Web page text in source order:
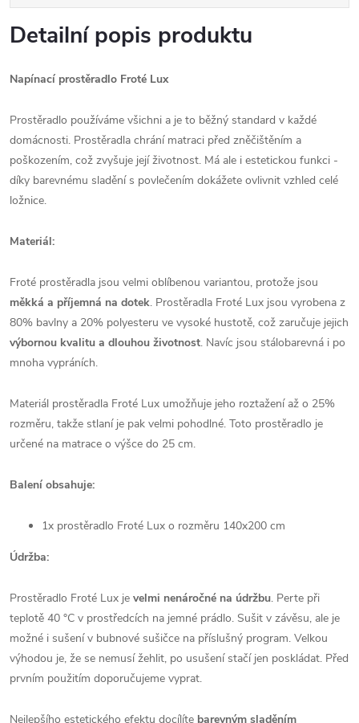
Detailní popis produktu
Napínací prostěradlo Froté Lux
Prostěradlo používáme všichni a je to běžný standard v každé
domácnosti. Prostěradla chrání matraci před zněčištěním a
poškozením, což zvyšuje její životnost. Má ale i estetickou funkci -
díky barevnému sladění s povlečením dokážete ovlivnit vzhled celé
ložnice.
Materiál:
Froté prostěradla jsou velmi oblíbenou variantou, protože jsou
měkká a příjemná na dotek. Prostěradla Froté Lux jsou vyrobena z
80% bavlny a 20% polyesteru ve vysoké hustotě, což zaručuje jejich
výbornou kvalitu a dlouhou životnost. Navíc jsou stálobarevná i po
mnoha vypráních.
Materiál prostěradla Froté Lux umožňuje jeho roztažení až o 25%
rozměru, takže stlaní je pak velmi pohodlné. Toto prostěradlo je
určené na matrace o výšce do 25 cm.
Balení obsahuje:
1x prostěradlo Froté Lux o rozměru 140x200 cm
Údržba:
Prostěradlo Froté Lux je velmi nenáročné na údržbu. Perte při
teplotě 40 °C v prostředcích na jemné prádlo. Sušit v závěsu, ale je
možné i sušení v bubnové sušičce na příslušný program. Velkou
výhodou je, že se nemusí žehlit, po usušení stačí jen poskládat. Před
prvním použitím doporučujeme vyprat.
Nejlepšího estetického efektu docílíte barevným sladěním